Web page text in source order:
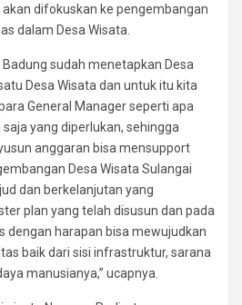
difokuskan ke pengembangan
dalam Desa Wisata.
sudah menetapkan Desa
Desa Wisata dan untuk itu kita
General Manager seperti apa
yang diperlukan, sehingga
anggaran bisa mensupport
Desa Wisata Sulangai
dan berkelanjutan yang
plan yang telah disusun dan pada
dengan harapan bisa mewujudkan
baik dari sisi infrastruktur, sarana
manusianya,” ucapnya.